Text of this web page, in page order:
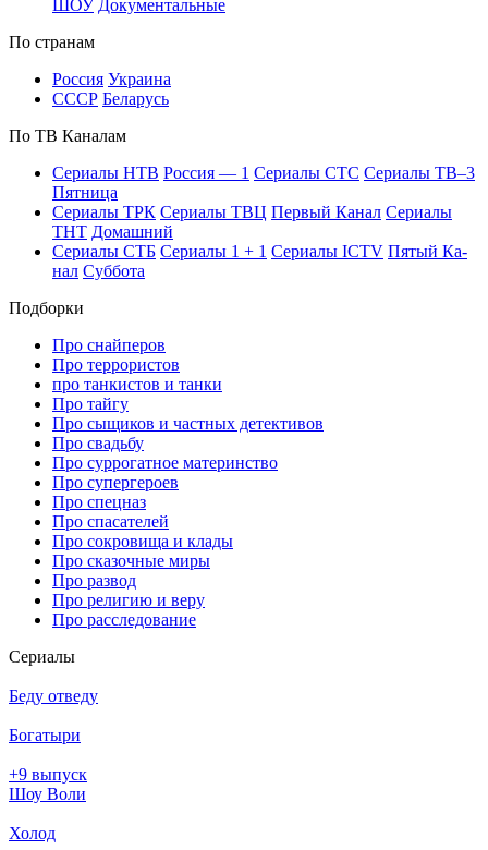
ШОУ До­ку­мен­таль­ные
По стра­нам
Рос­сия Ук­раи­на
СССР Бе­ла­русь
По ТВ Ка­на­лам
Се­риа­лы НТВ Рос­сия — 1 Се­риа­лы СТС Се­риа­лы ТВ–3
Пят­ни­ца
Се­риа­лы ТРК Се­риа­лы ТВЦ Пер­вый Ка­нал Се­риа­лы
ТНТ До­маш­ний
Се­риа­лы СТБ Се­риа­лы 1 + 1 Се­риа­лы ICTV Пя­тый Ка­
нал Суб­бо­та
Подборки
Про снайперов
Про террористов
про танкистов и танки
Про тайгу
Про сыщиков и частных детективов
Про свадьбу
Про суррогатное материнство
Про супергероев
Про спецназ
Про спасателей
Про сокровища и клады
Про сказочные миры
Про развод
Про религию и веру
Про расследование
Се­риа­лы
Беду отведу
Богатыри
+9 выпуск
Шоу Воли
Холод